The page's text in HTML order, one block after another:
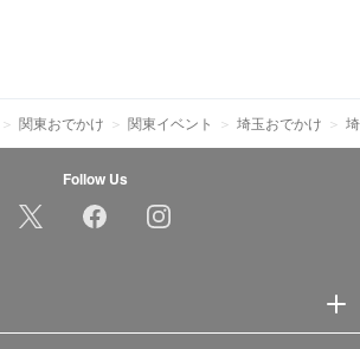
関東おでかけ 関東イベント 埼玉おでかけ
Follow Us